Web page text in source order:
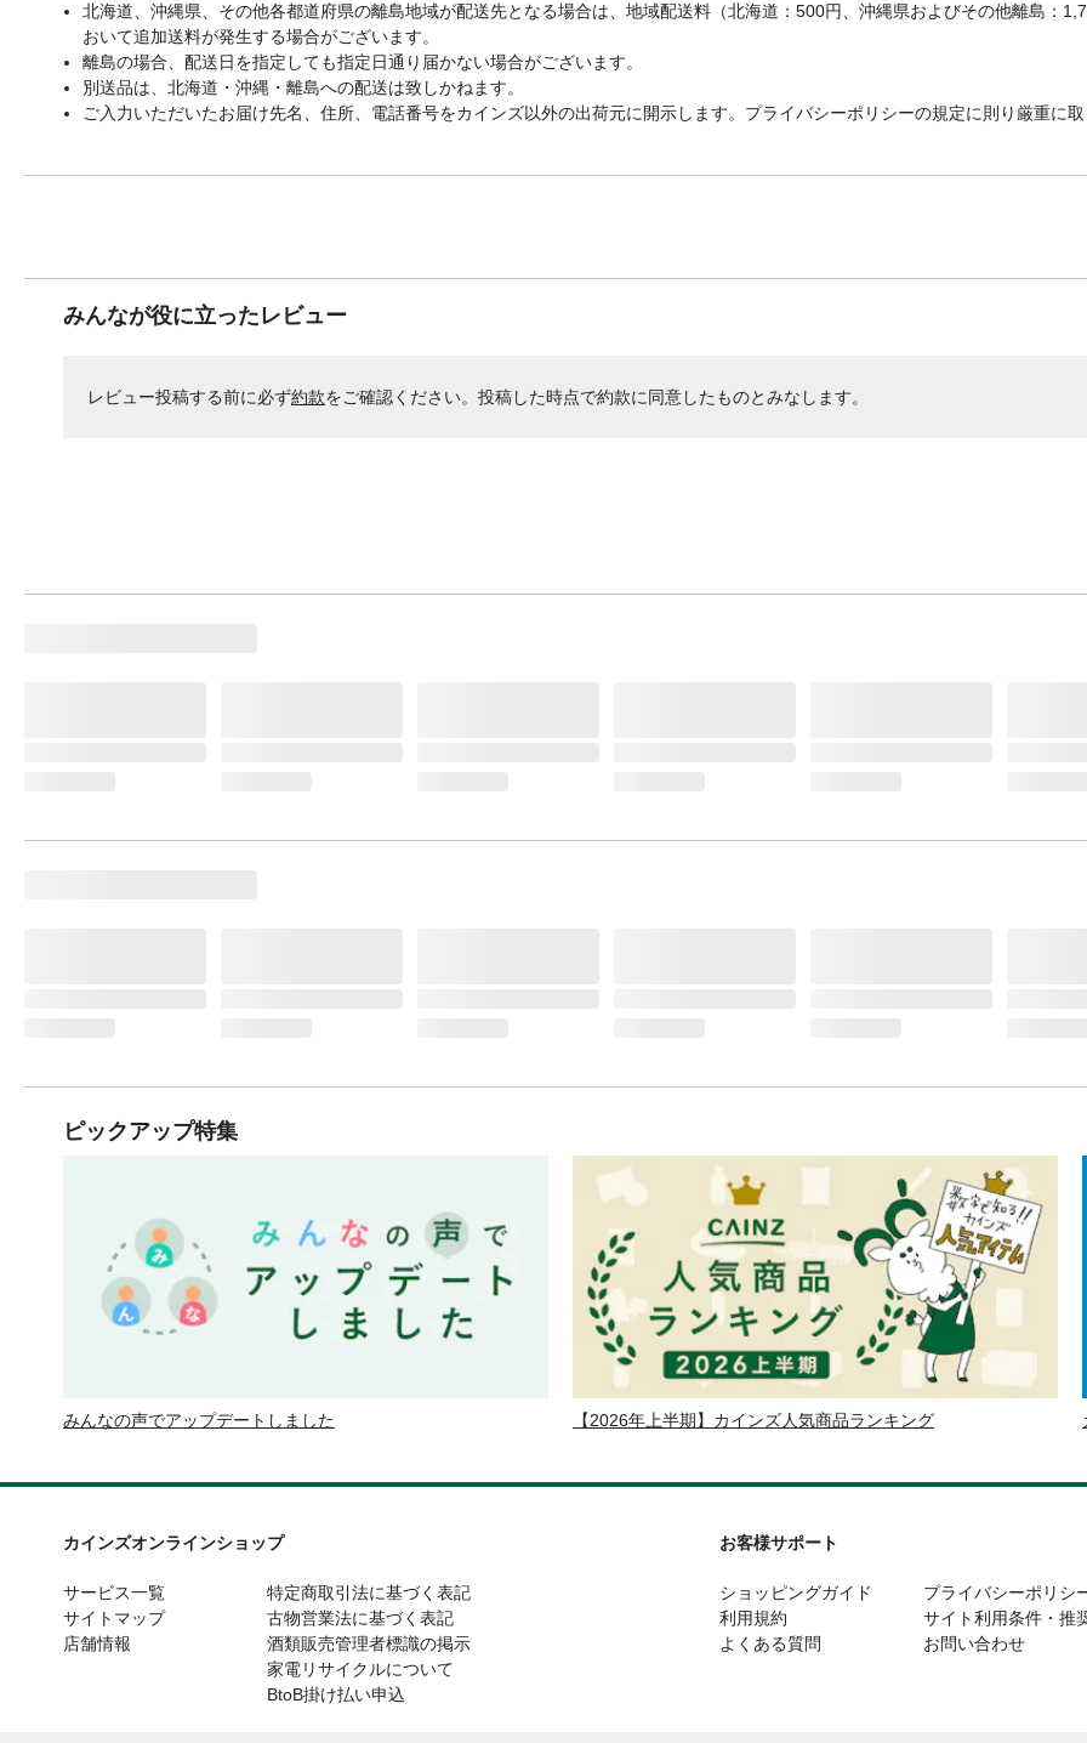
北海道、沖縄県、その他各都道府県の離島地域が配送先となる場合は、地域配送料（北海道：500円、沖縄県およびその他離島：
おいて追加送料が発生する場合がございます。
離島の場合、配送日を指定しても指定日通り届かない場合がございます。
別送品は、北海道・沖縄・離島への配送は致しかねます。
ご入力いただいたお届け先名、住所、電話番号をカインズ以外の出荷元に開示します。プライバシーポリシーの規定に則り厳重に取
みんなが役に立ったレビュー
レビュー投稿する前に必ず約款をご確認ください。投稿した時点で約款に同意したものとみなします。
ピックアップ特集
みんなの声でアップデートしました 【2026年上半期】カインズ人気商品ランキング
カインズオンラインショップ
サービス一覧
サイトマップ
店舗情報
特定商取引法に基づく表記
古物営業法に基づく表記
酒類販売管理者標識の掲示
家電リサイクルについて
BtoB掛け払い申込
お客様サポート
ショッピングガイド
利用規約
よくある質問
プライバシーポリシ
サイト利用条件・推
お問い合わせ